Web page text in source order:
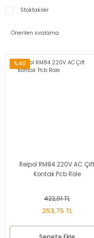
Stoktakiler
%40
Relpol RM84 220V AC Çift
Kontak Pcb Röle
422,91 TL
253,75 TL